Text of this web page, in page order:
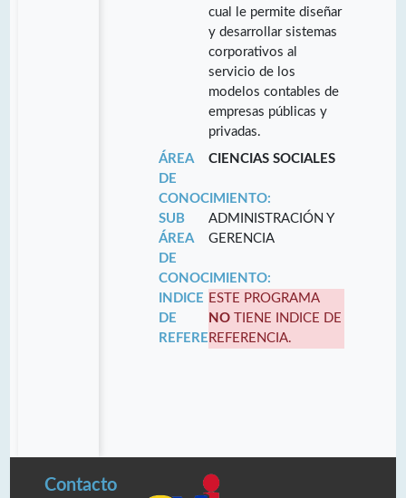
cual le permite diseñar
y desarrollar sistemas
corporativos al
servicio de los
modelos contables de
empresas públicas y
privadas.
ÁREA
DE
CONOCIMIENTO:
CIENCIAS SOCIALES
SUB
ÁREA
DE
CONOCIMIENTO:
ADMINISTRACIÓN Y
GERENCIA
INDICE
DE
REFERENCIA:
ESTE PROGRAMA
NO TIENE INDICE DE
REFERENCIA.
Contacto